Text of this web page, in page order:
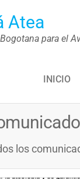
Atea
para el
INICIO
los